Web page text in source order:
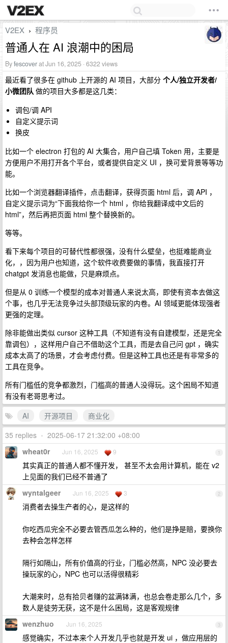
V2EX › 程序员
普通人在 AI 浪潮中的困局
Byfescoverat Jun 16, 2025 · 6322 views
最近看了很多在 github 上开源的 AI 项目，大部分 个人/独立开发者/
小微团队 做的项目大多都是这几类：
调包/调 API
自定义提示词
换皮
比如一个 electron 打包的 AI 大集合，用户自己填 Token 用，主要是
方便用户不用打开各个平台，或者提供自定义 UI ，换可爱背景等等功
能。
比如一个浏览器翻译插件，点击翻译，获得页面 html 后，调 API ，
自定义提示词为“下面我给你一个 html ，你给我翻译成中文后的
html”，然后再把页面 html 整个替换新的。
等等。
看下来每个项目的可替代性都很强，没有什么壁垒，也挺难能商业
化，，因为用户也知道，这个软件收费要做的事情，我直接打开
chatgpt 发消息也能做，只是麻烦点。
但是从 0 训练一个模型的成本对普通人来说太高，即使有资本去做这
个事，也几乎无法竞争过头部顶级玩家的内卷。AI 领域更能体现强者
更强的定理。
除非能做出类似 cursor 这种工具（不知道有没有自建模型，还是完全
靠调包），这样用户自己不借助这个工具，而是去自己问 gpt ，确实
成本太高了的场景，才会考虑付费。但是这种工具也还是有非常多的
工具在竞争。
所有门槛低的竞争都激烈，门槛高的普通人没得玩。这个困局不知道
有没有老哥思考过。
AI
开源项目
商业化
35 replies • 2025-06-17 21:32:00 +08:00
1
wheat0r Jun 16, 2025 9
其实真正的普通人都不懂开发， 甚至不太会用计算机，能在 v2
上见面的我们已经不普通了
2
wyntalgeer Jun 16, 2025 3
消费者去操生产者的心，是这样的
你吃西瓜完全不必要去管西瓜怎么种的，他们是挣是赔，要换你
去种会怎样怎样
隔行如隔山，所有价值高的行业，门槛必然高，NPC 没必要去
操玩家的心，NPC 也可以活得很精彩
大潮来时，总有拾贝者赚的盆满钵满，也总会卷走那么几个，多
数人是徒劳无获，这不是什么困局，这是客观规律
3
wenzhuo Jun 16, 2025
感觉确实，不过本来个人开发几乎也就是开发 ui ，做应用层的